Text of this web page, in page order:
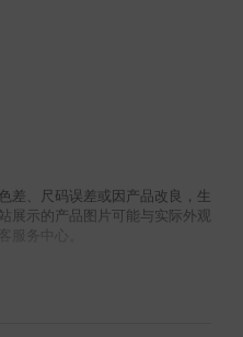
差、尺码误差或因产品改良，生
展示的产品图片可能与实际外观
服务中心。